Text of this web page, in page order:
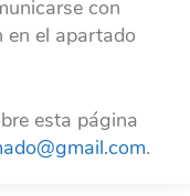
con
en el apartado
esta página
.